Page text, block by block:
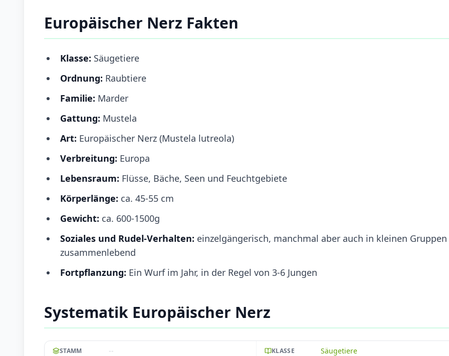
Europäischer Nerz Fakten
Klasse: Säugetiere
Ordnung: Raubtiere
Familie: Marder
Gattung: Mustela
Art: Europäischer Nerz (Mustela lutreola)
Verbreitung: Europa
Lebensraum: Flüsse, Bäche, Seen und Feuchtgebiete
Körperlänge: ca. 45-55 cm
Gewicht: ca. 600-1500g
Soziales und Rudel-Verhalten: einzelgängerisch, manchmal aber auch in kleinen Gruppen
zusammenlebend
Fortpflanzung: Ein Wurf im Jahr, in der Regel von 3-6 Jungen
Systematik Europäischer Nerz
STAMM -- KLASSE Säugetiere